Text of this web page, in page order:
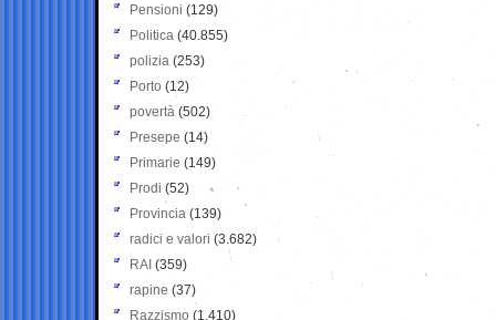
Pensioni (129)
Politica (40.855)
polizia (253)
Porto (12)
povertà (502)
Presepe (14)
Primarie (149)
Prodi (52)
Provincia (139)
radici e valori (3.682)
RAI (359)
rapine (37)
Razzismo (1.410)